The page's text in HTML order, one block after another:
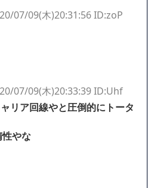
20/07/09(木)20:31:56 ID:zoP
20/07/09(木)20:33:39 ID:Uhf
リア回線やと圧倒的にトータ
やな